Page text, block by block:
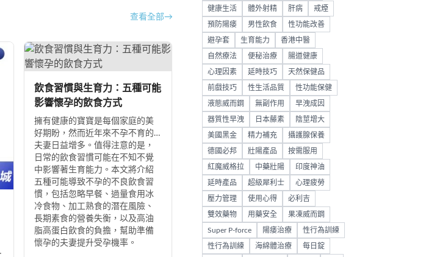
查看全部→
飲食習慣與生育力：五種可能
影響懷孕的飲食方式
擁有健康的寶寶是每個家庭的美
好期盼，然而近年來不孕不育的
夫妻日益增多。值得注意的是，
日常的飲食習慣可能在不知不覺
中影響著生育能力。本文將介紹
五種可能導致不孕的不良飲食習
慣，包括忽略早餐、過量食用冰
冷食物、加工熟食的潛在風險、
長期素食的營養失衡，以及高油
脂高蛋白飲食的負擔，幫助準備
懷孕的夫妻提升受孕機率。
健康生活 體外射精 肝病 戒煙
預防陽痿 男性飲食 性功能改善
避孕套 生育能力 香港中醫
自然療法 便秘治療 腸道健康
心理因素 延時技巧 天然保健品
前戲技巧 性生活品質 性功能保健
液態威而鋼 無副作用 早洩成因
器質性早洩 日本藤素 陰莖增大
美國黑金 精力補充 攝護腺保養
德國必邦 壯陽產品 按需服用
紅魔威格拉 中藥壯陽 印度神油
延時產品 超級犀利士 心理疲勞
壓力管理 使用心得 必利吉
雙效藥物 用藥安全 果凍威而鋼
Super P-force 陽痿治療 性行為訓練
性行為訓練 海綿體治療 每日錠